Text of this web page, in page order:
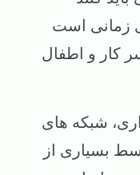
زمانی است
کار و اطفال
شبکه های
بسیاری از